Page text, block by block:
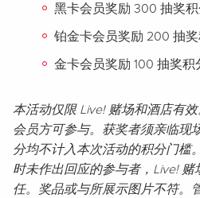
黑卡会员奖励 300 抽奖
铂金卡会员奖励 200 抽
金卡会员奖励 100 抽奖积
本活动仅限 Live! 赌场和酒店有
会员方可参与。获奖者须亲临现
分均不计入本次活动的积分门槛
时未作出回应的参与者，Live!
任。奖品或与所展示图片不符。